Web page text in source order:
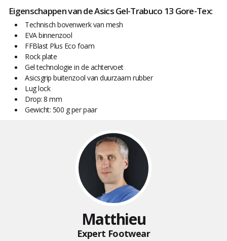
Eigenschappen van de Asics Gel-Trabuco 13 Gore-Tex:
Technisch bovenwerk van mesh
EVA binnenzool
FFBlast Plus Eco foam
Rock plate
Gel technologie in de achtervoet
Asicsgrip buitenzool van duurzaam rubber
Lug lock
Drop: 8 mm
Gewicht: 500 g per paar
Matthieu
Expert Footwear